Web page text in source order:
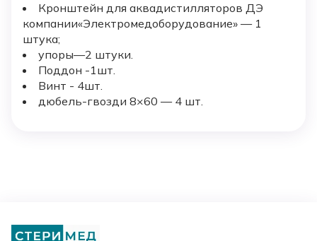
Кронштейн для аквадистилляторов ДЭ
компании«Электромедоборудование» — 1
штука;
упоры—2 штуки.
Поддон -1шт.
Винт - 4шт.
дюбель-гвозди 8×60 — 4 шт.